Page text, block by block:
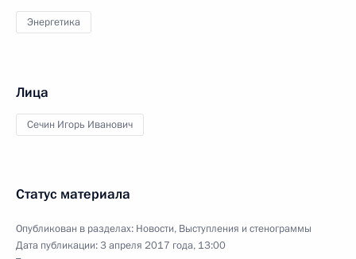
Энергетика
Лица
Сечин Игорь Иванович
Статус материала
Опубликован в разделах: Новости, Выступления и стенограммы
Дата публикации:3 апреля 2017 года, 13:00